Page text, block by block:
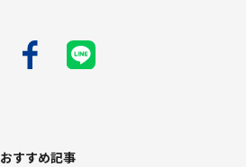
おすすめ記事